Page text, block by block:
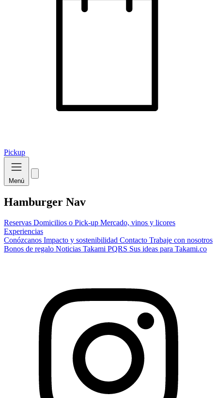
Pickup
Menú
Hamburger Nav
Reservas Domicilios o Pick-up Mercado, vinos y licores
Experiencias
Conózcanos Impacto y sostenibilidad Contacto Trabaje con nosotros
Bonos de regalo Noticias Takami PQRS Sus ideas para Takami.co